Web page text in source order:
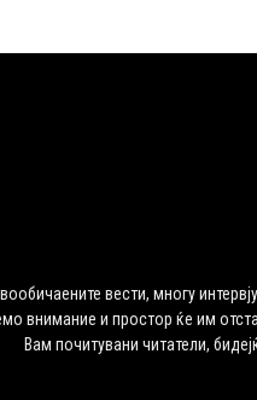
вообичаените вести, многу
внимание и простор ќе им
Вам почитувани читатели,